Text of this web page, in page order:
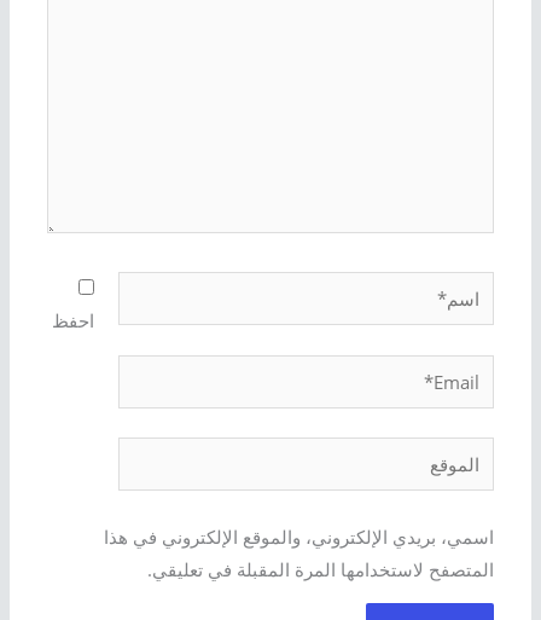
اسم*
Email*
الموقع
احفظ
اسمي، بريدي الإلكتروني، والموقع الإلكتروني في هذا
المتصفح لاستخدامها المرة المقبلة في تعليقي.